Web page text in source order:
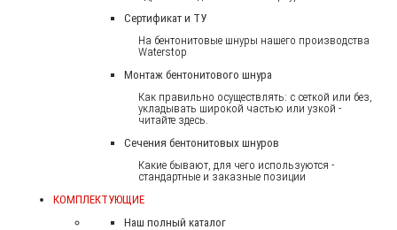
Сертификат и ТУ
На бентонитовые шнуры нашего производства
Waterstop
Монтаж бентонитового шнура
Как правильно осуществлять: с сеткой или без,
укладывать широкой частью или узкой -
читайте здесь.
Сечения бентонитовых шнуров
Какие бывают, для чего используются -
стандартные и заказные позиции
КОМПЛЕКТУЮЩИЕ
Наш полный каталог